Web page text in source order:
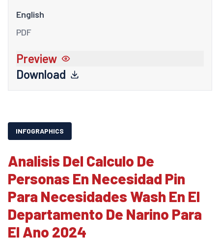
English
PDF
Preview
Download
INFOGRAPHICS
Analisis Del Calculo De
Personas En Necesidad Pin
Para Necesidades Wash En El
Departamento De Narino Para
El Ano 2024